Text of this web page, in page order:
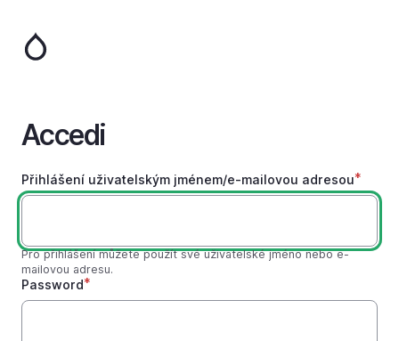
contenuto
Accedi
Přihlášení uživatelským jménem/e-mailovou adresou
Pro přihlášení můžete použít své uživatelské jméno nebo e-
mailovou adresu.
Password